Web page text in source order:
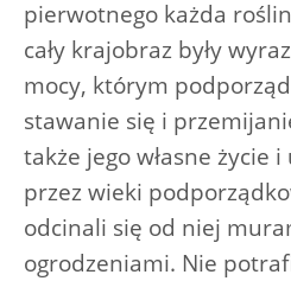
pierwotnego każda
cały krajobraz były
mocy, którym
stawanie się i
także jego własne życie
przez wieki
odcinali się od niej
ogrodzeniami. Nie